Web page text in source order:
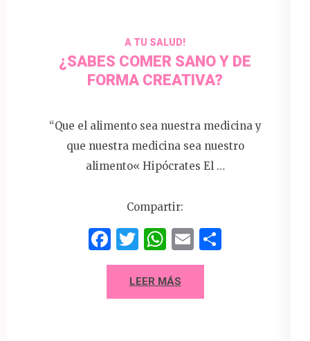
A TU SALUD!
¿SABES COMER SANO Y DE
FORMA CREATIVA?
“Que el alimento sea nuestra medicina y
que nuestra medicina sea nuestro
alimento« Hipócrates El …
Compartir:
Facebook
Twitter
WhatsApp
Email
LEER MÁS